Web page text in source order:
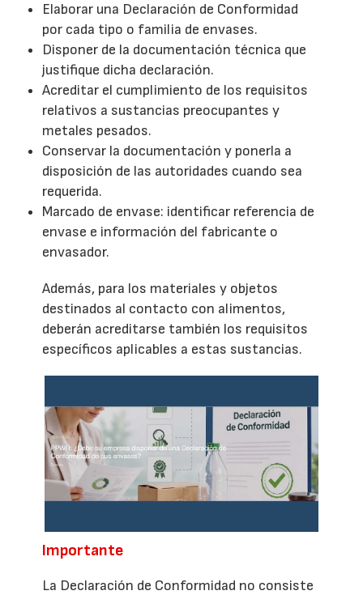
Elaborar una Declaración de Conformidad
por cada tipo o familia de envases.
Disponer de la documentación técnica que
justifique dicha declaración.
Acreditar el cumplimiento de los requisitos
relativos a sustancias preocupantes y
metales pesados.
Conservar la documentación y ponerla a
disposición de las autoridades cuando sea
requerida.
Marcado de envase: identificar referencia de
envase e información del fabricante o
envasador.
Además, para los materiales y objetos
destinados al contacto con alimentos,
deberán acreditarse también los requisitos
específicos aplicables a estas sustancias.
Importante
La Declaración de Conformidad no consiste